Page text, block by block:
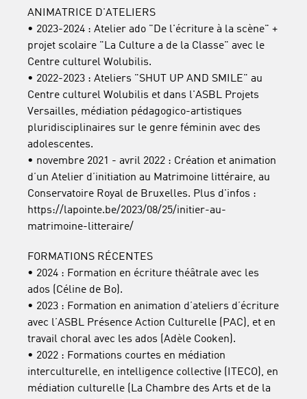
ANIMATRICE D'ATELIERS
• 2023-2024 : Atelier ado "De l'écriture à la scène" +
projet scolaire "La Culture a de la Classe" avec le
Centre culturel Wolubilis.
• 2022-2023 : Ateliers "SHUT UP AND SMILE" au
Centre culturel Wolubilis et dans l'ASBL Projets
Versailles, médiation pédagogico-artistiques
pluridisciplinaires sur le genre féminin avec des
adolescentes.
• novembre 2021 - avril 2022 : Création et animation
d’un Atelier d’initiation au Matrimoine littéraire, au
Conservatoire Royal de Bruxelles. Plus d'infos :
https://lapointe.be/2023/08/25/initier-au-
matrimoine-litteraire/
FORMATIONS RÉCENTES
• 2024 : Formation en écriture théâtrale avec les
ados (Céline de Bo).
• 2023 : Formation en animation d’ateliers d’écriture
avec l’ASBL Présence Action Culturelle (PAC), et en
travail choral avec les ados (Adèle Cooken).
• 2022 : Formations courtes en médiation
interculturelle, en intelligence collective (ITECO), en
médiation culturelle (La Chambre des Arts et de la